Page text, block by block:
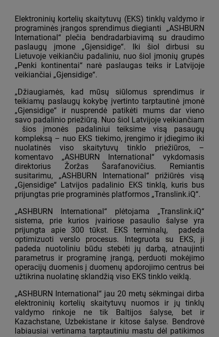
Elektroninių kortelių skaitytuvų (EKS) tinklų valdymo ir
programinės įrangos sprendimus diegianti „ASHBURN
International“ plečia bendradarbiavimą su draudimo
paslaugų įmone „Gjensidige“. Iki šiol dirbusi su
Lietuvoje veikiančiu padaliniu, nuo šiol įmonių grupės
„Penki kontinentai“ narė paslaugas teiks ir Latvijoje
veikiančiai „Gjensidige“.
„Džiaugiamės, kad mūsų siūlomus sprendimus ir
teikiamų paslaugų kokybę įvertinto tarptautinė įmonė
„Gjensidige“ ir nusprendė patikėti mums dar vieno
savo padalinio priežiūrą. Nuo šiol Latvijoje veikiančiam
šios įmonės padaliniui teiksime visą pasaugų
kompleksą – nuo EKS tiekimo, įrengimo ir įdiegimo iki
nuolatinės viso skaitytuvų tinklo priežiūros, –
komentavo „ASHBURN International“ vykdomasis
direktorius Žoržas Šarafanovičius. Remiantis
susitarimu, „ASHBURN International“ prižiūrės visą
„Gjensidige“ Latvijos padalinio EKS tinklą, kuris bus
prijungtas prie programinės platformos „Translink.iQ“.
„ASHBURN International“ plėtojama „Translink.iQ“
sistema, prie kurios įvairiose pasaulio šalyse yra
prijungta apie 300 tūkst. EKS terminalų, padeda
optimizuoti verslo procesus. Integruota su EKS, ji
padeda nuotoliniu būdu stebėti jų darbą, atnaujinti
parametrus ir programinę įrangą, perduoti mokėjimo
operacijų duomenis į duomenų apdorojimo centrus bei
užtikrina nuolatinę sklandžią viso EKS tinklo veiklą.
„ASHBURN International“ jau 20 metų sėkmingai dirba
elektroninių kortelių skaitytuvų nuomos ir jų tinklų
valdymo rinkoje ne tik Baltijos šalyse, bet ir
Kazachstane, Uzbekistane ir kitose šalyse. Bendrovė
labiausiai vertinama tarptautiniu mastu dėl patikimos